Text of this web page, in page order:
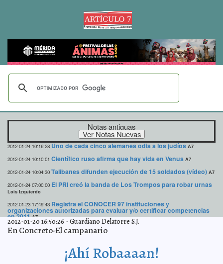
Notas antiguas
2012-01-24 10:16:28 Uno de cada cinco alemanes odia a los judíos A7
2012-01-24 10:10:01 Científico ruso afirma que hay vida en Venus A7
2012-01-24 10:04:30 Talibanes difunden ejecución de 15 soldados (vídeo) A7
2012-01-24 07:00:00 El PRI creó la banda de Los Trompos para robar urnas
Lois Izquierdo
2012-01-23 17:49:43 Registra el CONOCER 97 instituciones y
organizaciones autorizadas para evaluar y/o certificar competencias
en 2011 A7
2012-01-23 16:27:21 Laura Dekker, la más joven en dar la vuelta al mundo
Irán acusa a EE. UU. de enviar 12,000 soldados a Libia
2012-01-20 16:50:26 -Guardiano Delatorre S.J.
En Concreto-El campanario
¡Ahí Robaaaan!